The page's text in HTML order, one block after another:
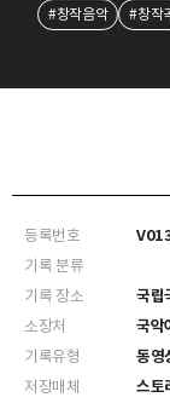
#창작음악
#창작
등록번호
기록 분류
기록 장소
국립
소장처
국악
기록유형
동영
저장매체
스토